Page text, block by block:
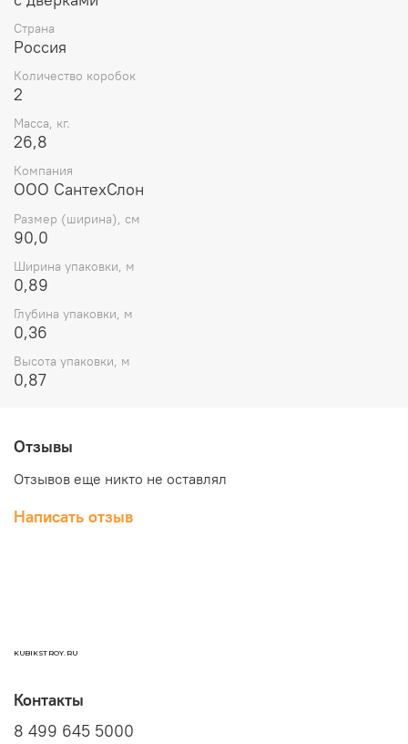
Страна
Россия
Количество коробок
2
Масса, кг.
26,8
Компания
ООО СантехСлон
Размер (ширина), см
90,0
Ширина упаковки, м
0,89
Глубина упаковки, м
0,36
Высота упаковки, м
0,87
Отзывы
Отзывов еще никто не оставлял
Написать отзыв
KUBIKSTROY.RU
Контакты
8 499 645 5000